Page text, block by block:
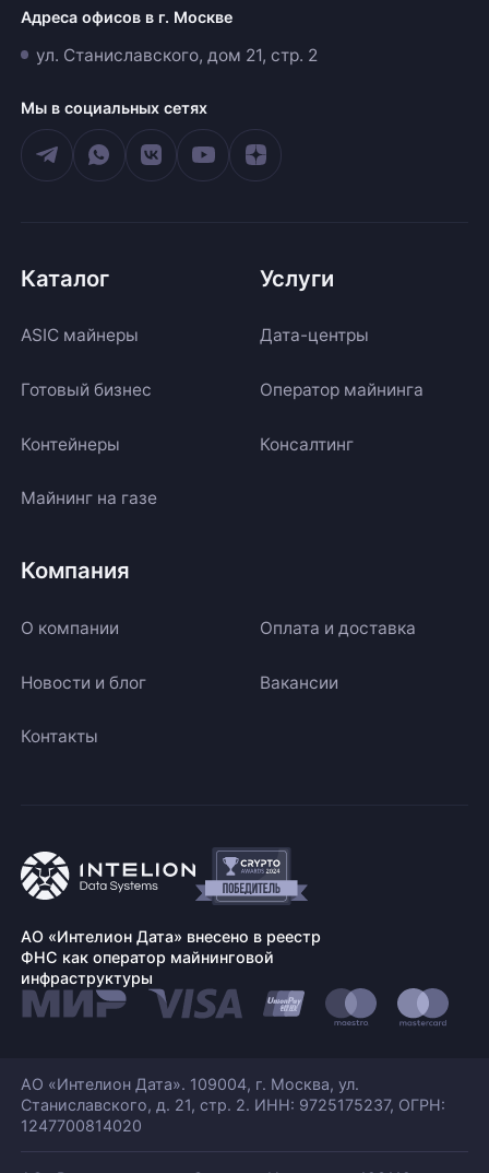
Адреса офисов в г. Москве
ул. Станиславского, дом 21, стр. 2
Мы в социальных сетях
Каталог
ASIC майнеры
Готовый бизнес
Контейнеры
Майнинг на газе
Услуги
Дата-центры
Оператор майнинга
Консалтинг
Компания
О компании Оплата и доставка
Новости и блог Вакансии
Контакты
АО «Интелион Дата» внесено в реестр
ФНС как оператор майнинговой
инфраструктуры
АО «Интелион Дата». 109004, г. Москва, ул.
Станиславского, д. 21, стр. 2. ИНН: 9725175237, ОГРН:
1247700814020